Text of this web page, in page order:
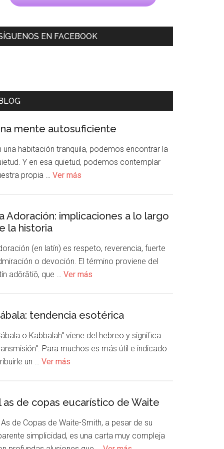
EN FACEBOOK
mente autosuficiente
una habitación tranquila, podemos encontrar la
Y en esa quietud, podemos contemplar
propia … Ver más
Adoración: implicaciones a lo largo
la historia
(en latín) es respeto, reverencia, fuerte
o devoción. El término proviene del
adōrātiō, que … Ver más
tendencia esotérica
o Kabbalah" viene del hebreo y significa
Para muchos es más útil e indicado
un … Ver más
as de copas eucarístico de Waite
As de Copas de Waite-Smith, a pesar de su
simplicidad, es una carta muy compleja